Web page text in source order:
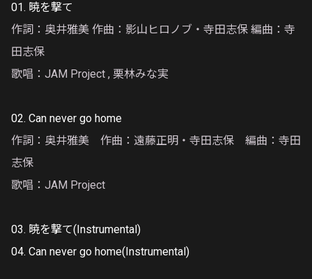
01. 暁を撃て
作詞：奥井雅美 作曲：影山ヒロノブ・寺田志保 編曲：寺
田志保
歌唱：JAM Project , 栗林みな実
02. Can never go home
作詞：奥井雅美 作曲：遠藤正明・寺田志保 編曲：寺田
志保
歌唱：JAM Project
03. 暁を撃て(Instrumental)
04. Can never go home(Instrumental)